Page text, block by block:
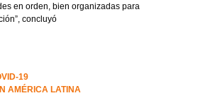
en orden, bien organizadas para
concluyó
19
AMÉRICA LATINA